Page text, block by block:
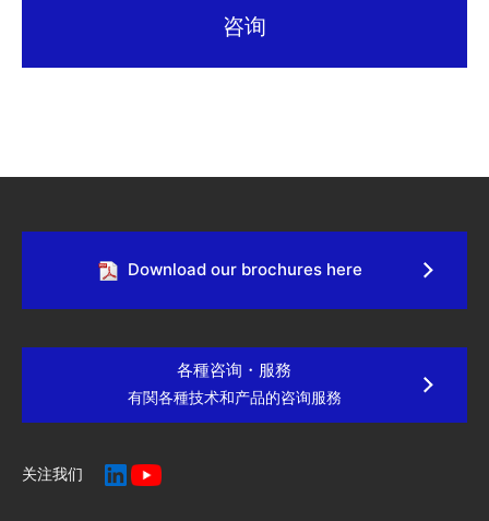
咨询
Download our brochures here
各種咨询・服務
有関各種技术和产品的咨询服務
关注我们